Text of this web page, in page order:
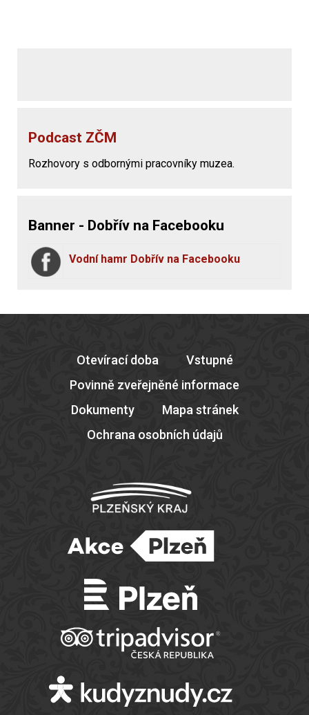
Podcast ZČM
Rozhovory s odbornými pracovníky muzea.
Banner - Dobřív na Facebooku
Vodní hamr Dobřív na Facebooku
Otevírací doba
Vstupné
Povinně zveřejněné informace
Dokumenty
Mapa stránek
Ochrana osobních údajů